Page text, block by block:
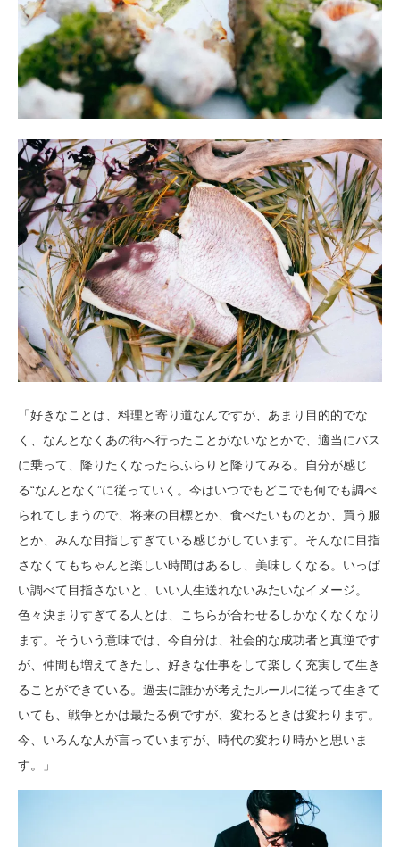
「好きなことは、料理と寄り道なんですが、あまり目的的でな
く、なんとなくあの街へ行ったことがないなとかで、適当にバス
に乗って、降りたくなったらふらりと降りてみる。自分が感じ
る“なんとなく”に従っていく。今はいつでもどこでも何でも調べ
られてしまうので、将来の目標とか、食べたいものとか、買う服
とか、みんな目指しすぎている感じがしています。そんなに目指
さなくてもちゃんと楽しい時間はあるし、美味しくなる。いっぱ
い調べて目指さないと、いい人生送れないみたいなイメージ。
色々決まりすぎてる人とは、こちらが合わせるしかなくなくなり
ます。そういう意味では、今自分は、社会的な成功者と真逆です
が、仲間も増えてきたし、好きな仕事をして楽しく充実して生き
ることができている。過去に誰かが考えたルールに従って生きて
いても、戦争とかは最たる例ですが、変わるときは変わります。
今、いろんな人が言っていますが、時代の変わり時かと思いま
す。」